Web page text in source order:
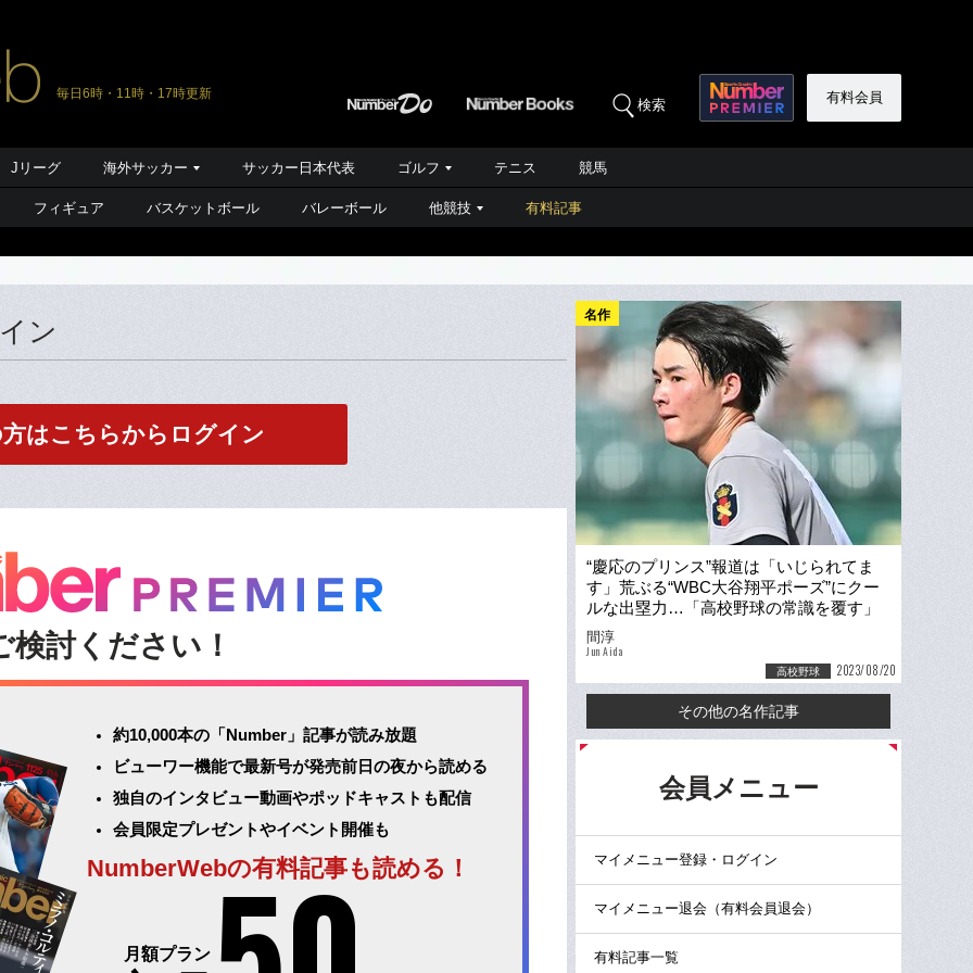
毎日6時・11時・17時更新
検索 有料会員
Jリーグ 海外サッカー サッカー日本代表 ゴルフ テニス 競馬
フィギュア バスケットボール バレーボール 他競技 有料記事
ン
はこちらからログイン
検討ください！
約10,000本の「Number」記事が読み放題
ビューワー機能で最新号が発売前日の夜から読める
独自のインタビュー動画やポッドキャストも配信
会員限定プレゼントやイベント開催も
NumberWebの有料記事も読める！
月額プラン
名作
“慶応のプリンス”報道は「いじられてま
す」荒ぶる“WBC大谷翔平ポーズ”にクー
ルな出塁力…「高校野球の常識を覆す」
中心に丸田湊斗あり
間淳
Jun Aida
高校野球 2023/08/20
その他の名作記事
会員メニュー
マイメニュー登録・ログイン
マイメニュー退会（有料会員退会）
有料記事一覧